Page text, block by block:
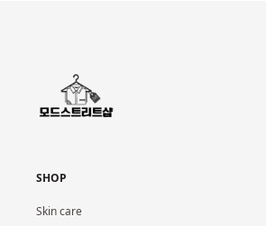
SHOP
Skin care